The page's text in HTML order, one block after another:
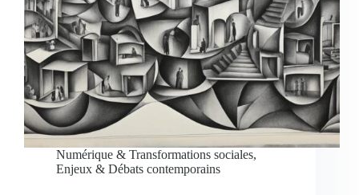
Numérique & Transformations sociales,
Enjeux & Débats contemporains